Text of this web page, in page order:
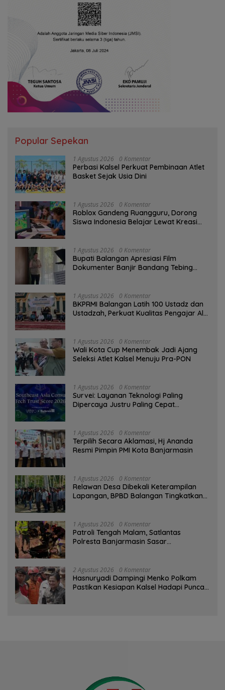
Popular Sepekan
1 Agustus 2026 0 Komentar
Perbasi Kalsel Perkuat Pembinaan Atlet
Basket Sejak Usia Dini
1 Agustus 2026 0 Komentar
Roblox Gandeng Ruangguru, Dorong
Siswa Indonesia Belajar Lewat Kreasi
1 Agustus 2026 0 Komentar
Bupati Balangan Apresiasi Film
Dokumenter Banjir Bandang Tebing
1 Agustus 2026 0 Komentar
BKPRMI Balangan Latih 100 Ustadz dan
Ustadzah, Perkuat Kualitas Pengajar Al-
1 Agustus 2026 0 Komentar
Wali Kota Cup Menembak Jadi Ajang
Seleksi Atlet Kalsel Menuju Pra-PON
1 Agustus 2026 0 Komentar
Survei: Layanan Teknologi Paling
Dipercaya Justru Paling Cepat
1 Agustus 2026 0 Komentar
‎Terpilih Secara Aklamasi, Hj Ananda
Resmi Pimpin PMI Kota Banjarmasin
1 Agustus 2026 0 Komentar
Relawan Desa Dibekali Keterampilan
Lapangan, BPBD Balangan Tingkatkan
1 Agustus 2026 0 Komentar
Patroli Tengah Malam, Satlantas
Polresta Banjarmasin Sasar
2 Agustus 2026 0 Komentar
Hasnuryadi Dampingi Menko Polkam
Pastikan Kesiapan Kalsel Hadapi Puncak